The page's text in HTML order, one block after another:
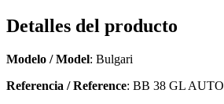
Detalles del producto
Modelo / Model: Bulgari
Referencia / Reference: BB 38 GL AUTO